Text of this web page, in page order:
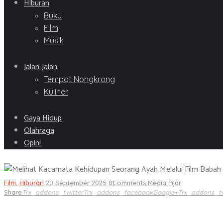
Hiburan
Buku
Film
Musik
Jalan-Jalan
Tempat Nongkrong
Kuliner
Gaya Hidup
Olahraga
Opini
Film Hiburan 20 September 2025 0Comments Media Pijar
ShareTrx_addons_twitterTrx_addons_facebookGoogle+